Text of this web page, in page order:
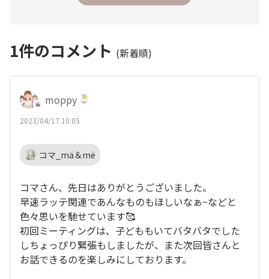
1件のコメント (新着順)
moppy
2023/04/17 10:05
コマ_mä＆më
コマさん、先日はありがとうございました。
早速ラッテ関連であんなものもほしいなぁ~などと
色々思いを馳せています🥰
初回ミーティングは、子どももいてバタバタでした
しちょっぴり緊張もしましたが、また次回皆さんと
お話できるのを楽しみにしております。